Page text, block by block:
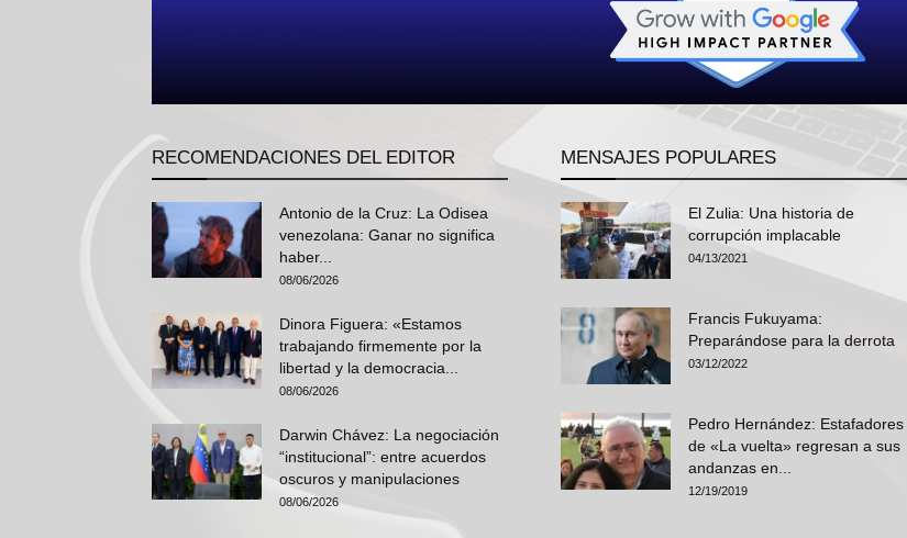
RECOMENDACIONES DEL EDITOR
Antonio de la Cruz: La Odisea
venezolana: Ganar no significa
haber...
08/06/2026
Dinora Figuera: «Estamos
trabajando firmemente por la
libertad y la democracia...
08/06/2026
Darwin Chávez: La negociación
“institucional”: entre acuerdos
oscuros y manipulaciones
08/06/2026
MENSAJES POPULARES
El Zulia: Una historia de
corrupción implacable
04/13/2021
Francis Fukuyama:
Preparándose para la derrota
03/12/2022
Pedro Hernández: Estafadores
de «La vuelta» regresan a sus
andanzas en...
12/19/2019